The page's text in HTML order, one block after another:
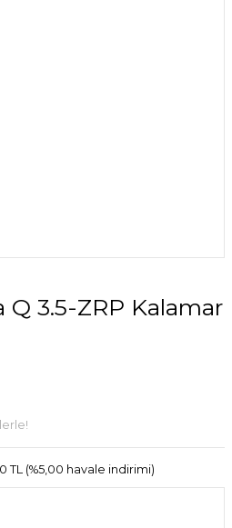
Q 3.5-ZRP Kalamar
TL (%5,00 havale indirimi)